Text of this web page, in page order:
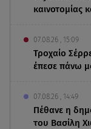
καινοτομίας
07.08.26 , 15:09
Τροχαίο
έπεσε πάνω
07.08.26 , 14:49
Πέθανε η
του Βασίλη